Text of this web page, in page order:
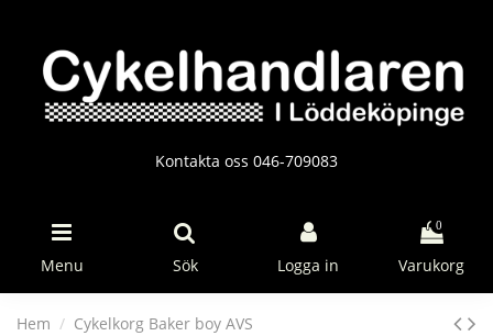
Kontakta oss 046-709083
Menu Sök Logga in
0
Varukorg
Hem Cykelkorg Baker boy AVS